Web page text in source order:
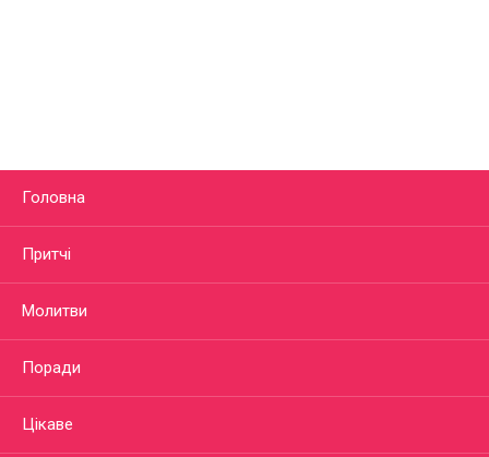
Головна
Притчі
Молитви
Поради
Цікаве